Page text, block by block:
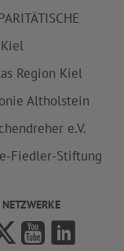
Kiel
Region Kiel
Altholstein
e.V.
Fiedler-Stiftung